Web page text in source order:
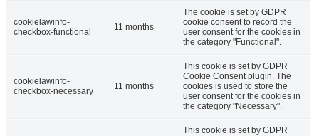
cookielawinfo-
checkbox-functional
11 months
The cookie is set by GDPR
cookie consent to record the
user consent for the cookies in
the category "Functional".
cookielawinfo-
checkbox-necessary
11 months
This cookie is set by GDPR
Cookie Consent plugin. The
cookies is used to store the
user consent for the cookies in
the category "Necessary".
This cookie is set by GDPR